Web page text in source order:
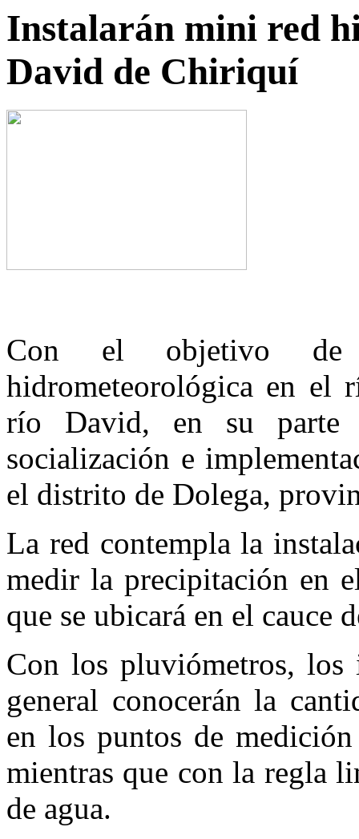
Instalarán mini red
David de Chiriquí
Con el objetivo de
hidrometeorológica en el
río David, en su parte
socialización e
el distrito de Dolega,
La red contempla la
medir la precipitación en
que se ubicará en el cauce
Con los pluviómetros, los
general conocerán la
en los puntos de
mientras que con la regla
de agua.